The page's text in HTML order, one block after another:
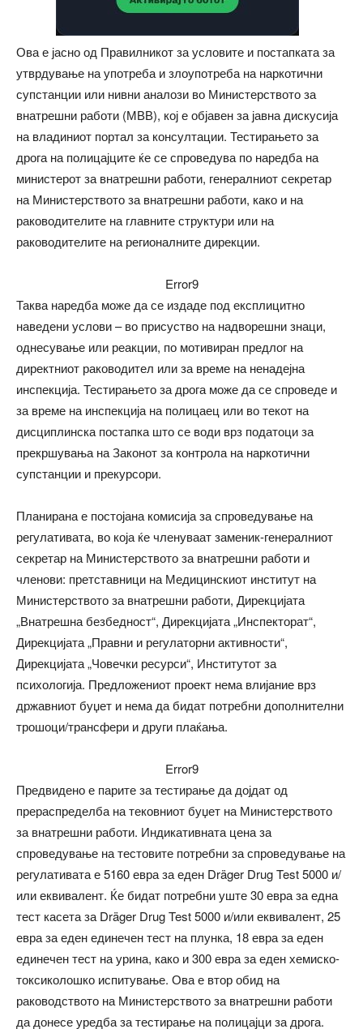
Ова е јасно од Правилникот за условите и постапката за
утврдување на употреба и злоупотреба на наркотични
супстанции или нивни аналози во Министерството за
внатрешни работи (МВВ), кој е објавен за јавна дискусија
на владиниот портал за консултации. Тестирањето за
дрога на полицајците ќе се спроведува по наредба на
министерот за внатрешни работи, генералниот секретар
на Министерството за внатрешни работи, како и на
раководителите на главните структури или на
раководителите на регионалните дирекции.
Error9
Таква наредба може да се издаде под експлицитно
наведени услови – во присуство на надворешни знаци,
однесување или реакции, по мотивиран предлог на
директниот раководител или за време на ненадејна
инспекција. Тестирањето за дрога може да се спроведе и
за време на инспекција на полицаец или во текот на
дисциплинска постапка што се води врз податоци за
прекршувања на Законот за контрола на наркотични
супстанции и прекурсори.
Планирана е постојана комисија за спроведување на
регулативата, во која ќе членуваат заменик-генералниот
секретар на Министерството за внатрешни работи и
членови: претставници на Медицинскиот институт на
Министерството за внатрешни работи, Дирекцијата
„Внатрешна безбедност“, Дирекцијата „Инспекторат“,
Дирекцијата „Правни и регулаторни активности“,
Дирекцијата „Човечки ресурси“, Институтот за
психологија. Предложениот проект нема влијание врз
државниот буџет и нема да бидат потребни дополнителни
трошоци/трансфери и други плаќања.
Error9
Предвидено е парите за тестирање да дојдат од
прераспределба на тековниот буџет на Министерството
за внатрешни работи. Индикативната цена за
спроведување на тестовите потребни за спроведување на
регулативата е 5160 евра за еден Dräger Drug Test 5000 и/
или еквивалент. Ќе бидат потребни уште 30 евра за една
тест касета за Dräger Drug Test 5000 и/или еквивалент, 25
евра за еден единечен тест на плунка, 18 евра за еден
единечен тест на урина, како и 300 евра за еден хемиско-
токсиколошко испитување. Ова е втор обид на
раководството на Министерството за внатрешни работи
да донесе уредба за тестирање на полицајци за дрога.